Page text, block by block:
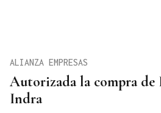
Autorizada la compra de
Indra
ALIANZA EMPRESAS